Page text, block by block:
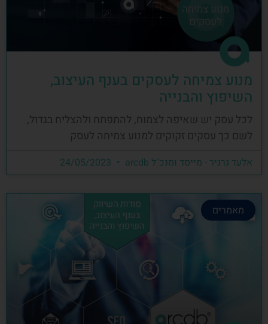
מנוע צמיחה לעסקים בענף העיצוב,
השיפוץ והבנייה
לכל עסק יש שאיפה לצמוח, להתפתח ולהצליח בגדול,
לשם כך עסקים זקוקים למנוע צמיחה לעסק
אלעד גרגיר - מייסד ומנכ"ל arcdb
מאמרים